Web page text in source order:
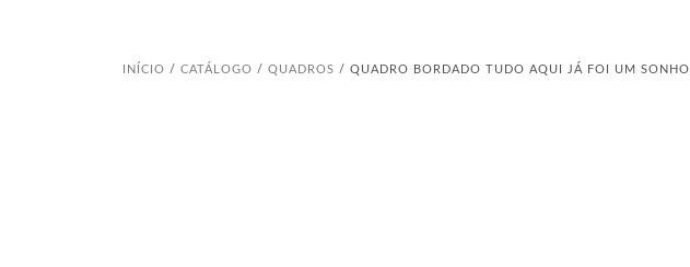
INÍCIO / CATÁLOGO / QUADROS / QUADRO BORDADO TUDO AQUI JÁ FOI UM SONHO